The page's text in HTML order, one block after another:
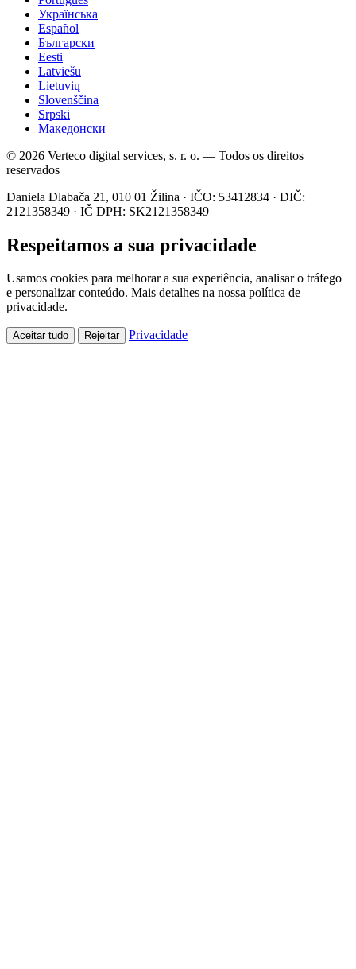
Українська
Español
Български
Eesti
Latviešu
Lietuvių
Slovenščina
Srpski
Македонски
© 2026 Verteco digital services, s. r. o. — Todos os direitos
reservados
Daniela Dlabača 21, 010 01 Žilina · IČO: 53412834 · DIČ:
2121358349 · IČ DPH: SK2121358349
Respeitamos a sua privacidade
Usamos cookies para melhorar a sua experiência, analisar o tráfego
e personalizar conteúdo. Mais detalhes na nossa política de
privacidade.
Aceitar tudo Rejeitar Privacidade